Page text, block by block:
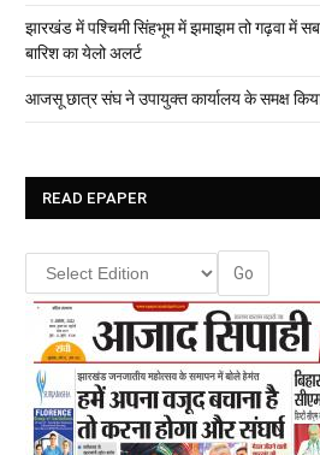
झारखंड में पश्चिमी सिंहभूम में झमाझम तो गढ़वा में
बारिश का येलो अलर्ट
आजसू छात्र संघ ने उपायुक्त कार्यालय के समक्ष
READ EPAPER